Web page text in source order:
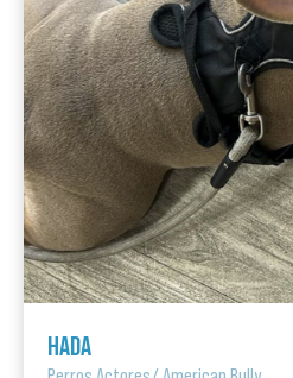
HADA